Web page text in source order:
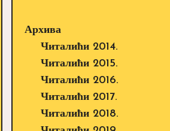
Архива
Читалићи 2014.
Читалићи 2015.
Читалићи 2016.
Читалићи 2017.
Читалићи 2018.